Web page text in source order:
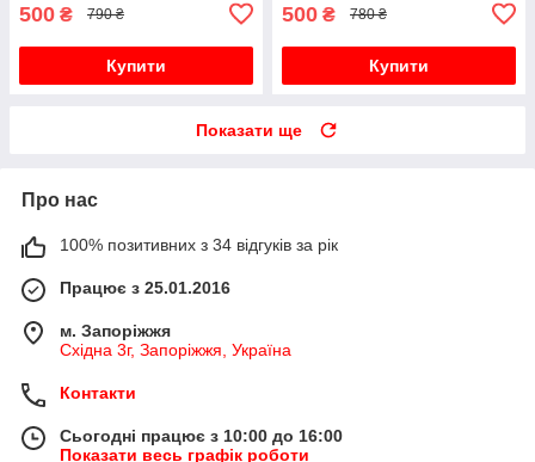
500 ₴ 790 ₴
Купити
500 ₴ 780 ₴
Купити
Показати ще
Про нас
100% позитивних з 34 відгуків за рік
Працює з 25.01.2016
м. Запоріжжя
Східна 3г, Запоріжжя, Україна
Контакти
Сьогодні працює з 10:00 до 16:00
Показати весь графік роботи